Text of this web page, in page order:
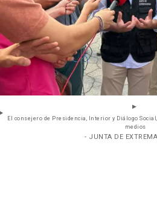
El consejero de Presidencia, Interior y Diálogo
medios
- JUNTA DE